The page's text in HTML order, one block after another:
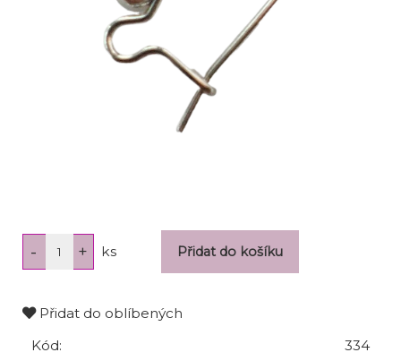
ks
Přidat do oblíbených
Kód:
334